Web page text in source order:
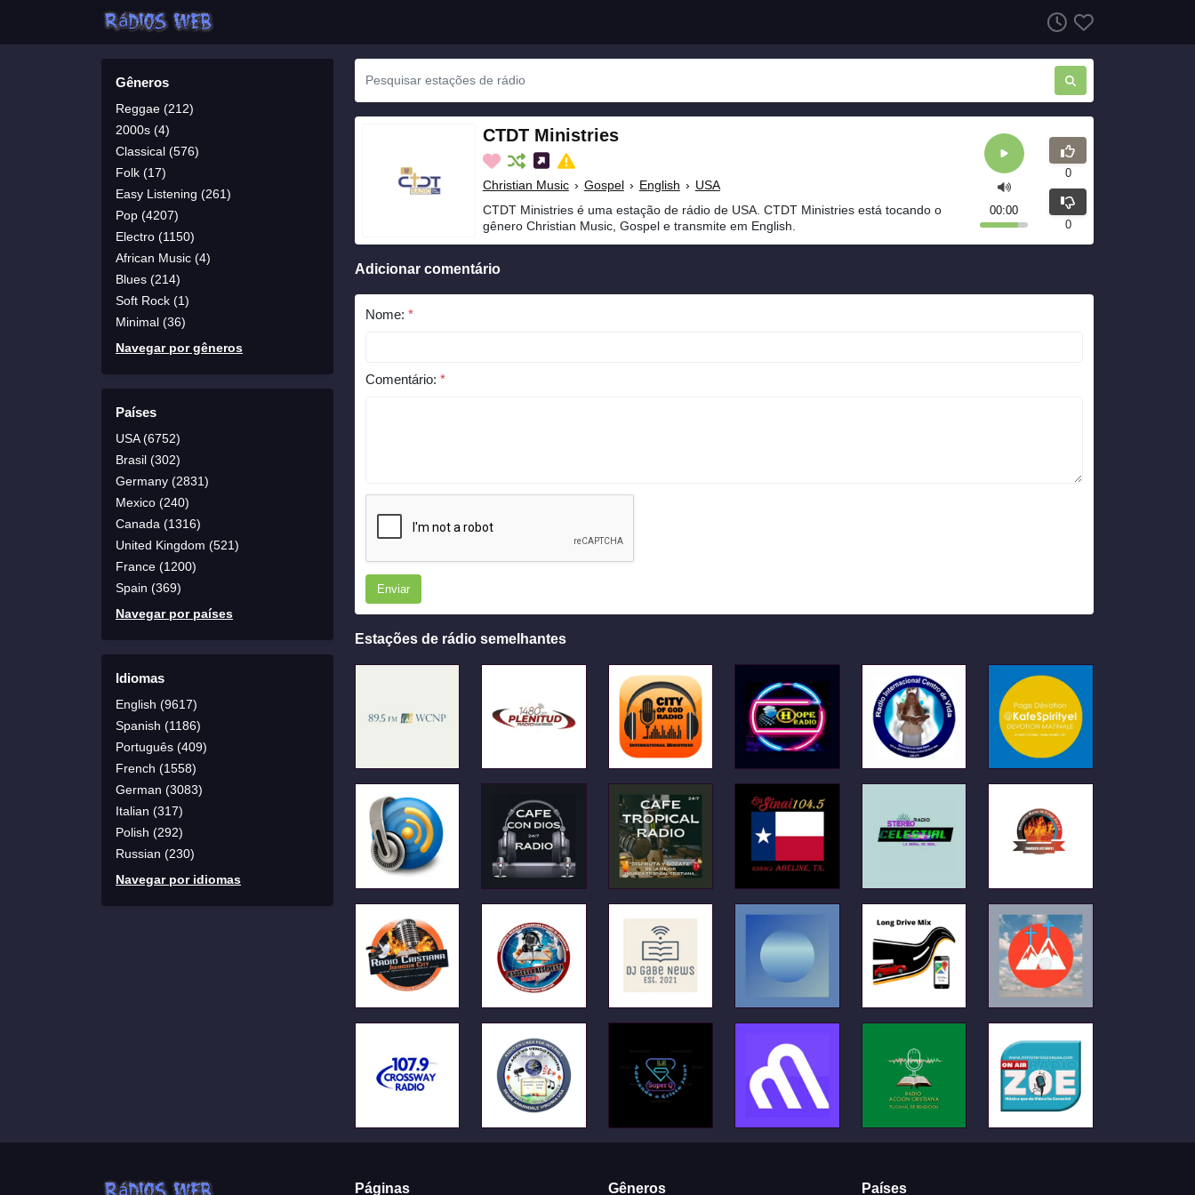
Gêneros
Reggae (212)
2000s (4)
Classical (576)
Folk (17)
Easy Listening (261)
Pop (4207)
Electro (1150)
African Music (4)
Blues (214)
Soft Rock (1)
Minimal (36)
Navegar por gêneros
Países
USA (6752)
Brasil (302)
Germany (2831)
Mexico (240)
Canada (1316)
United Kingdom (521)
France (1200)
Spain (369)
Navegar por países
Idiomas
English (9617)
Spanish (1186)
Português (409)
French (1558)
German (3083)
Italian (317)
Polish (292)
Russian (230)
Navegar por idiomas
CTDT Ministries
Christian Music › Gospel › English › USA
CTDT Ministries é uma estação de rádio de USA. CTDT Ministries está tocando o
gênero Christian Music, Gospel e transmite em English.
00:00
0
0
Adicionar comentário
Nome: *
Comentário: *
Enviar
Estações de rádio semelhantes
Páginas Gêneros Países